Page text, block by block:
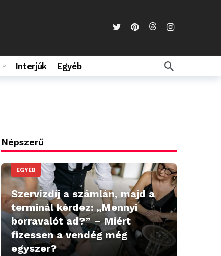
Interjúk Egyéb
Népszerű
EGYÉB
Szervízdíj a számlán, majd a
terminál kérdez: „Mennyi
borravalót ad?” – Miért
fizessen a vendég még
egyszer?